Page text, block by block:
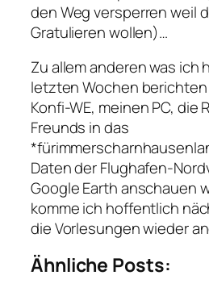
den Weg versperren weil
Gratulieren wollen)…
Zu allem anderen was ich
letzten Wochen
Konfi-WE, meinen PC, die
Freunds in das
Daten der Flughafen-
Google Earth anschauen
komme ich hoffentlich
die Vorlesungen wieder
Ähnliche Posts: